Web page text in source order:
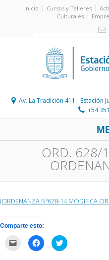
Inicio Cursos y Talleres
Culturales
Av. La Tradición 411 - Estación
+54
ORD. 628/
(ORDENANZA Nº628-14 MODIFICA
Comparte esto:
Haz
clic
Haz
clic